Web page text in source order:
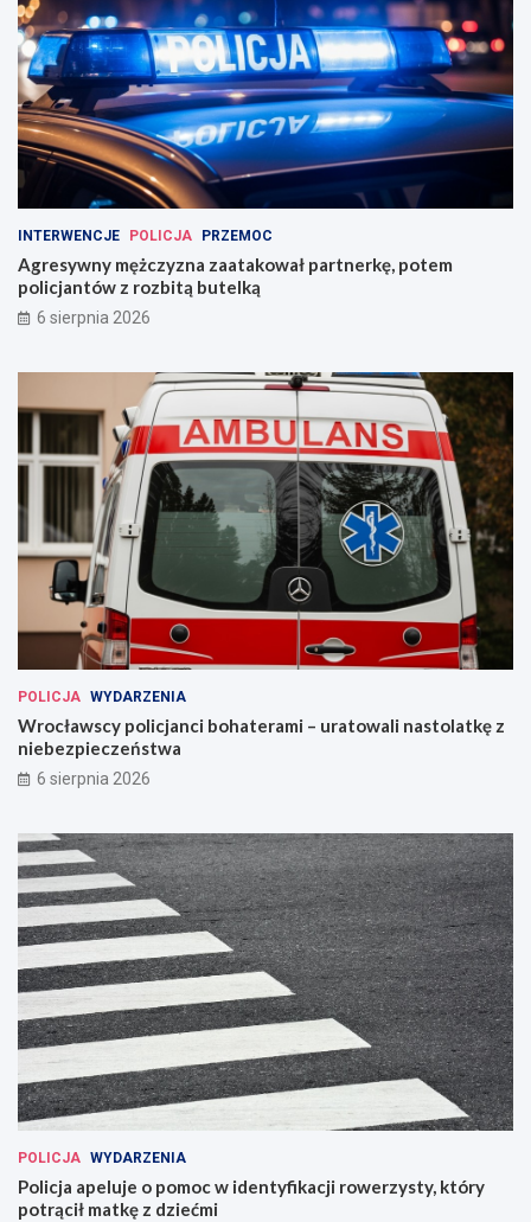
INTERWENCJE POLICJA PRZEMOC
Agresywny mężczyzna zaatakował partnerkę, potem
policjantów z rozbitą butelką
6 sierpnia 2026
POLICJA WYDARZENIA
Wrocławscy policjanci bohaterami – uratowali nastolatkę z
niebezpieczeństwa
6 sierpnia 2026
POLICJA WYDARZENIA
Policja apeluje o pomoc w identyfikacji rowerzysty, który
potrącił matkę z dziećmi